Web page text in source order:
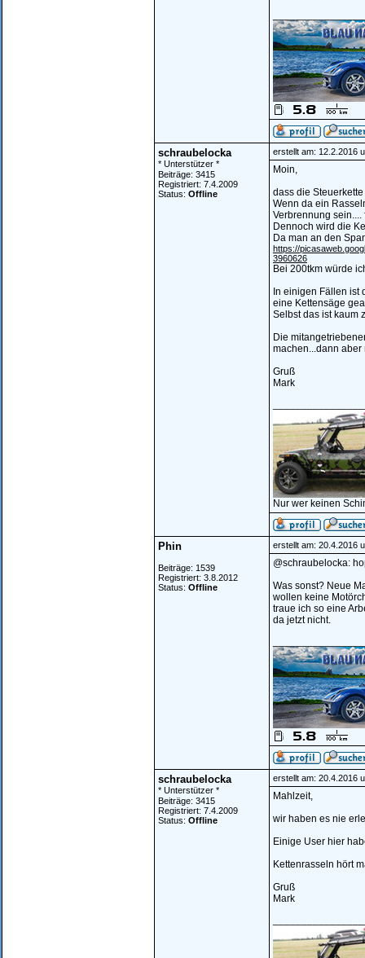
schraubelocka
* Unterstützer *
Beiträge: 3415
Registriert: 7.4.2009
Status: Offline
erstellt am: 12.2.2016
Moin,
dass die
Wenn da ein
Verbrennung
Dennoch wird die
Da man an den
https://
3960626
Bei 200tkm würde
In einigen Fällen ist
eine Kettensäge
Selbst das ist kaum
Die
machen...dann
Gruß
Mark
Nur wer keinen
Phin
Beiträge: 1539
Registriert: 3.8.2012
Status: Offline
erstellt am: 20.4.2016
@schraubelocka:
Was sonst? Neue
wollen keine
traue ich so eine
da jetzt nicht.
schraubelocka
* Unterstützer *
Beiträge: 3415
Registriert: 7.4.2009
Status: Offline
erstellt am: 20.4.2016
Mahlzeit,
wir haben es nie
Einige User hier
Kettenrasseln hört
Gruß
Mark